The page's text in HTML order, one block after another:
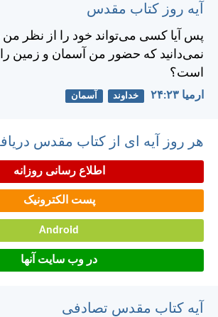
آیه روز کتاب مقدس
پس آيا كسی می‌تواند خود را از نظر من
نمی‌دانيد كه حضور من آسمان و زمين را
است؟
ارميا ۲۳:‏۲۴ خداوند آسمان
هر روز آیه ای از کتاب مقدس
اطلاع رسانی روزانه
پست الکترونیک
Android
در وب سایت آنها
آیه کتاب مقدس تصادفی